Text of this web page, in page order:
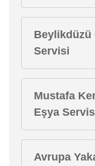
Beylikdüzü
Servisi
Mustafa
Eşya
Avrupa